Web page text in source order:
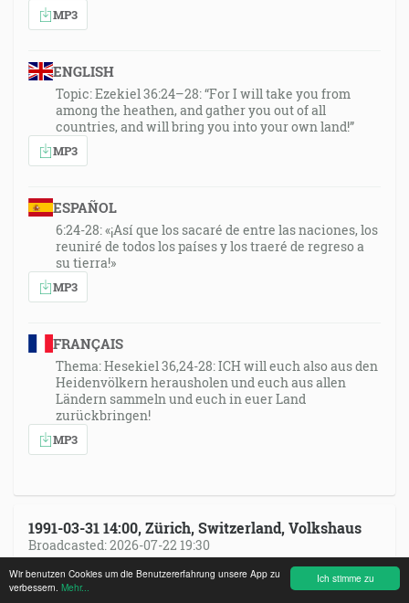
Ich stimme zu
Wir benutzen Cookies um die Benutzererfahrung unsere App zu
verbessern. Mehr...
MP3
ENGLISH
Topic: Ezekiel 36:24–28: “For I will take you from
among the heathen, and gather you out of all
countries, and will bring you into your own land!”
MP3
ESPAÑOL
6:24-28: «¡Así que los sacaré de entre las naciones, los
reuniré de todos los países y los traeré de regreso a
su tierra!»
MP3
FRANÇAIS
Thema: Hesekiel 36,24-28: ICH will euch also aus den
Heidenvölkern herausholen und euch aus allen
Ländern sammeln und euch in euer Land
zurückbringen!
MP3
1991-03-31 14:00, Zürich, Switzerland, Volkshaus
Broadcasted: 2026-07-22 19:30
SWAHILI DRC